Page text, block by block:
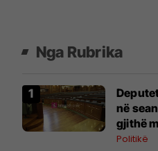
Nga Rubrika
në
gjithë
Politikë